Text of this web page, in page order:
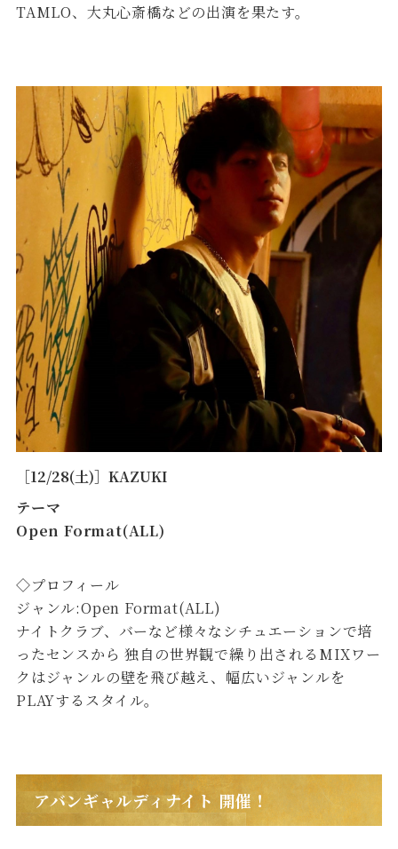
TAMLO、大丸心斎橋などの出演を果たす。
［12/28(土)］KAZUKI
テーマ
Open Format(ALL)
◇プロフィール
ジャンル:Open Format(ALL)
ナイトクラブ、バーなど様々なシチュエーションで培
ったセンスから 独自の世界観で繰り出されるMIXワー
クはジャンルの壁を飛び越え、幅広いジャンルを
PLAYするスタイル。
アバンギャルディナイト 開催！